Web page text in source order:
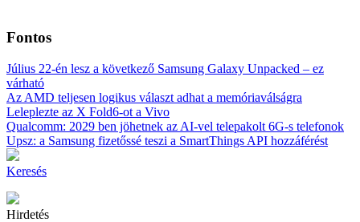
Fontos
Július 22-én lesz a következő Samsung Galaxy Unpacked – ez
várható
Az AMD teljesen logikus választ adhat a memóriaválságra
Leleplezte az X Fold6-ot a Vivo
Qualcomm: 2029 ben jöhetnek az AI-vel telepakolt 6G-s telefonok
Upsz: a Samsung fizetőssé teszi a SmartThings API hozzáférést
Keresés
Hirdetés